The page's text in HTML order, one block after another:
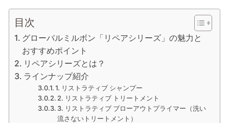
目次
グローバルミルボン「リペアシリーズ」の魅力と
おすすめポイント
リペアシリーズとは？
ラインナップ紹介
1. リストラティブ シャンプー
2. リストラティブ トリートメント
3. リストラティブ ブローアウトプライマー（洗い
流さないトリートメント）